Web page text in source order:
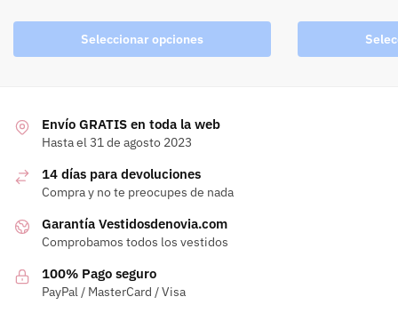
Seleccionar opciones
Envío GRATIS en toda la web
Hasta el 31 de agosto 2023
14 días para devoluciones
Compra y no te preocupes de nada
Garantía Vestidosdenovia.com
Comprobamos todos los vestidos
100% Pago seguro
PayPal / MasterCard / Visa